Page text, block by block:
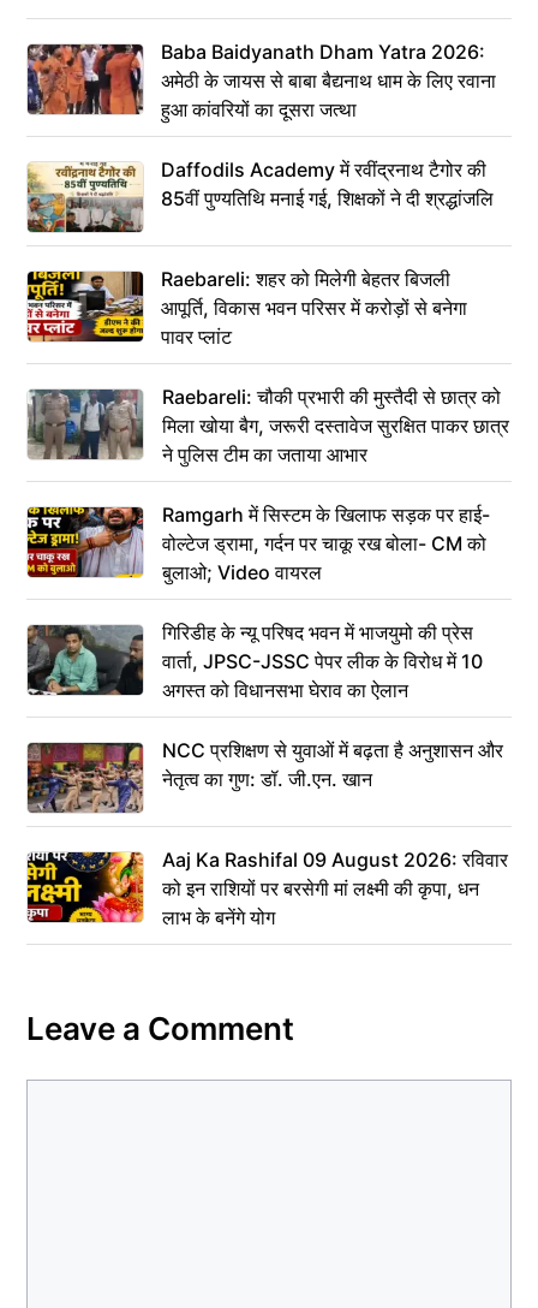
Baba Baidyanath Dham Yatra 2026:
अमेठी के जायस से बाबा बैद्यनाथ धाम के लिए रवाना
हुआ कांवरियों का दूसरा जत्था
Daffodils Academy में रवींद्रनाथ टैगोर की
85वीं पुण्यतिथि मनाई गई, शिक्षकों ने दी श्रद्धांजलि
Raebareli: शहर को मिलेगी बेहतर बिजली
आपूर्ति, विकास भवन परिसर में करोड़ों से बनेगा
पावर प्लांट
Raebareli: चौकी प्रभारी की मुस्तैदी से छात्र को
मिला खोया बैग, जरूरी दस्तावेज सुरक्षित पाकर छात्र
ने पुलिस टीम का जताया आभार
Ramgarh में सिस्टम के खिलाफ सड़क पर हाई-
वोल्टेज ड्रामा, गर्दन पर चाकू रख बोला- CM को
बुलाओ; Video वायरल
गिरिडीह के न्यू परिषद भवन में भाजयुमो की प्रेस
वार्ता, JPSC-JSSC पेपर लीक के विरोध में 10
अगस्त को विधानसभा घेराव का ऐलान
NCC प्रशिक्षण से युवाओं में बढ़ता है अनुशासन और
नेतृत्व का गुण: डॉ. जी.एन. खान
Aaj Ka Rashifal 09 August 2026: रविवार
को इन राशियों पर बरसेगी मां लक्ष्मी की कृपा, धन
लाभ के बनेंगे योग
Leave a Comment